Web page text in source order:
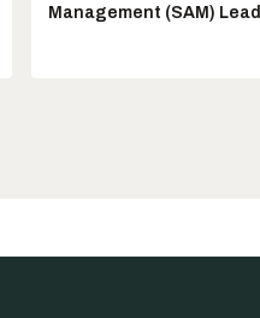
Management (SAM) Lead